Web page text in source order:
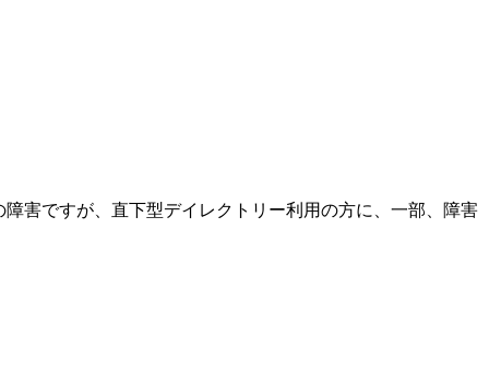
障害ですが、直下型デイレクトリー利用の方に、一部、障害